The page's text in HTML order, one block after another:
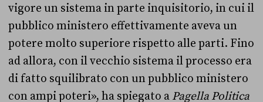
vigore un sistema in parte inquisitorio, in cui il
pubblico ministero effettivamente aveva un
potere molto superiore rispetto alle parti. Fino
ad allora, con il vecchio sistema il processo era
di fatto squilibrato con un pubblico ministero
con ampi poteri», ha spiegato a Pagella Politica